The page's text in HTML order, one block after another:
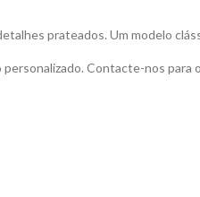
prateados. Um modelo
Contacte-nos